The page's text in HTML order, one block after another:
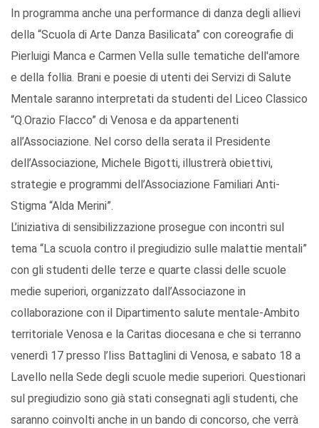
In programma anche una performance di danza degli allievi
della “Scuola di Arte Danza Basilicata” con coreografie di
Pierluigi Manca e Carmen Vella sulle tematiche dell'amore
e della follia. Brani e poesie di utenti dei Servizi di Salute
Mentale saranno interpretati da studenti del Liceo Classico
“Q.Orazio Flacco” di Venosa e da appartenenti
all’Associazione. Nel corso della serata il Presidente
dell’Associazione, Michele Bigotti, illustrerà obiettivi,
strategie e programmi dell’Associazione Familiari Anti-
Stigma “Alda Merini”.
L’iniziativa di sensibilizzazione prosegue con incontri sul
tema “La scuola contro il pregiudizio sulle malattie mentali”
con gli studenti delle terze e quarte classi delle scuole
medie superiori, organizzato dall’Associazone in
collaborazione con il Dipartimento salute mentale-Ambito
territoriale Venosa e la Caritas diocesana e che si terranno
venerdì 17 presso l’Iiss Battaglini di Venosa, e sabato 18 a
Lavello nella Sede degli scuole medie superiori. Questionari
sul pregiudizio sono già stati consegnati agli studenti, che
saranno coinvolti anche in un bando di concorso, che verrà